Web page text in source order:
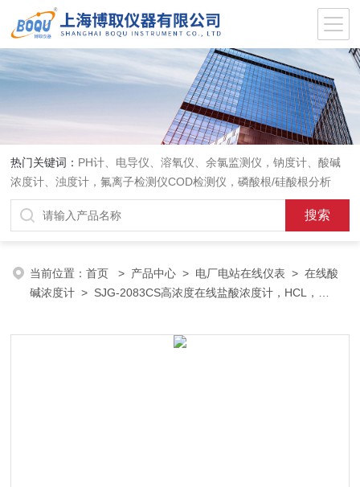
热门关键词： PH计、电导仪、溶氧仪、余氯监测仪，钠度计、酸碱
浓度计、浊度计，氟离子检测仪COD检测仪，磷酸根/硅酸根分析
仪，PH电极、溶氧电极、电导电极
当前位置：首页 > 产品中心 > 电厂电站在线仪表 >在线酸
碱浓度计 > SJG-2083CS高浓度在线盐酸浓度计，HCL，